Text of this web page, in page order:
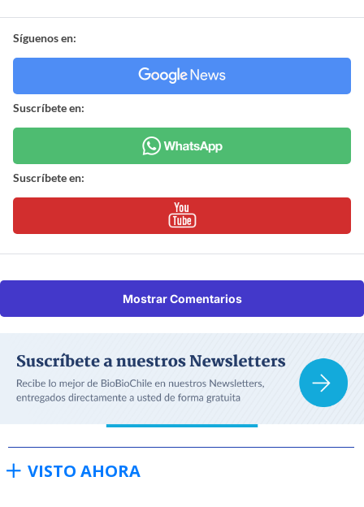
Síguenos en:
Suscríbete en:
Suscríbete en:
Mostrar Comentarios
VISTO AHORA